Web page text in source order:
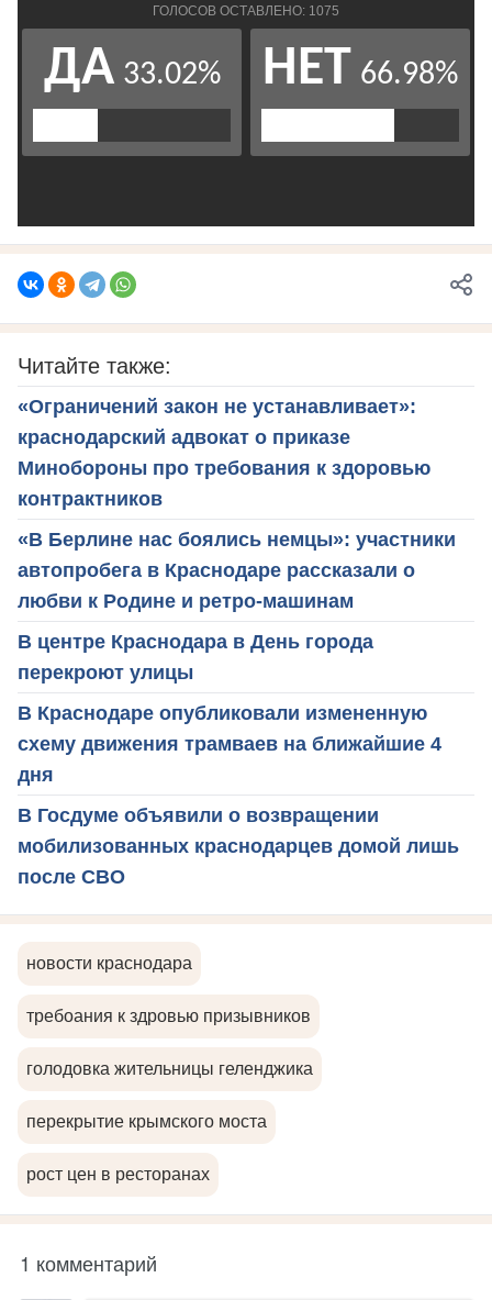
Читайте также:
«Ограничений закон не устанавливает»:
краснодарский адвокат о приказе
Минобороны про требования к здоровью
контрактников
«В Берлине нас боялись немцы»: участники
автопробега в Краснодаре рассказали о
любви к Родине и ретро-машинам
В центре Краснодара в День города
перекроют улицы
В Краснодаре опубликовали измененную
схему движения трамваев на ближайшие 4
дня
В Госдуме объявили о возвращении
мобилизованных краснодарцев домой лишь
после СВО
новости краснодара
требоания к здровью призывников
голодовка жительницы геленджика
перекрытие крымского моста
рост цен в ресторанах
1 комментарий